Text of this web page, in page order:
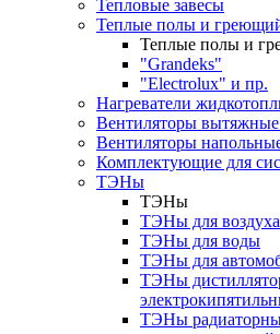
Тепловые завесы
Теплые полы и
Теплые полы и
"Grandeks"
"Electrolux" и пр.
Нагреватели
Вентиляторы
Вентиляторы
Комплектующие для
ТЭНы
ТЭНы
ТЭНы для воздуха
ТЭНы для воды
ТЭНы для
ТЭНы
ТЭНы